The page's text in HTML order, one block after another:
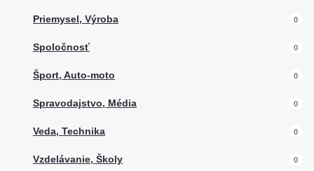
Priemysel, Výroba 0
Spoločnosť 0
Šport, Auto-moto 0
Spravodajstvo, Média 0
Veda, Technika 0
Vzdelávanie, Školy 0